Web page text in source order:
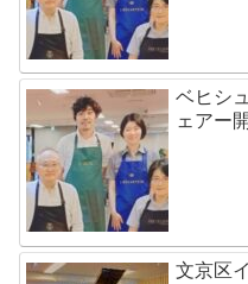
ベヒシ
ェアー
文京区